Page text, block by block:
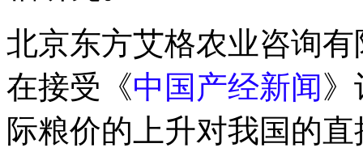
北京东方艾格农业咨询
在接受《中国产经新闻
际粮价的上升对我国的